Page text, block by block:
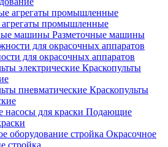
промышленные
Разметочные машины
для окрасочных аппаратов
Краскопульты
Краскопульты
Подающие
Окрасочное
стройка